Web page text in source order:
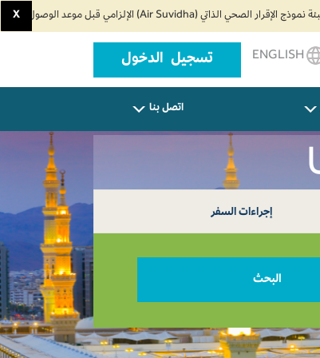
X
تسجيل الدخول
اتصل بنا
إجراءات السفر
البحث